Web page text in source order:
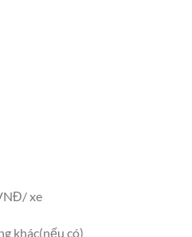
xe
khác(nếu có)